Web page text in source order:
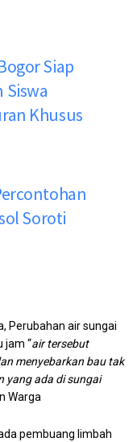
Siap
Khusus
Soroti
Perubahan air sungai
jam “air tersebut
menyebarkan bau tak
yang ada di sungai
Warga
pembuang limbah